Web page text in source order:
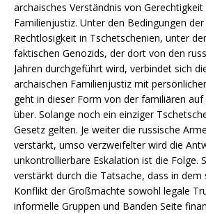
archaisches Verständnis von
Familienjustiz. Unter den Bedingungen
Rechtlosigkeit in Tschetschenien, unter
faktischen Genozids, der dort von den
Jahren durchgeführt wird, verbindet sich
archaischen Familienjustiz mit
geht in dieser Form von der familiären auf
über. Solange noch ein einziger
Gesetz gelten. Je weiter die russische
verstärkt, umso verzweifelter wird die
unkontrollierbare Eskalation ist die Folge.
verstärkt durch die Tatsache, dass in dem
Konflikt der Großmächte sowohl legale
informelle Gruppen und Banden Seite